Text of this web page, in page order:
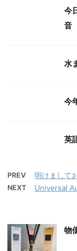
今
音
水
今
英
PREV 明けまして
NEXT Universal
物